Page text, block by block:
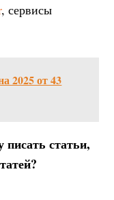
, сервисы
2025 от 43
статьи,